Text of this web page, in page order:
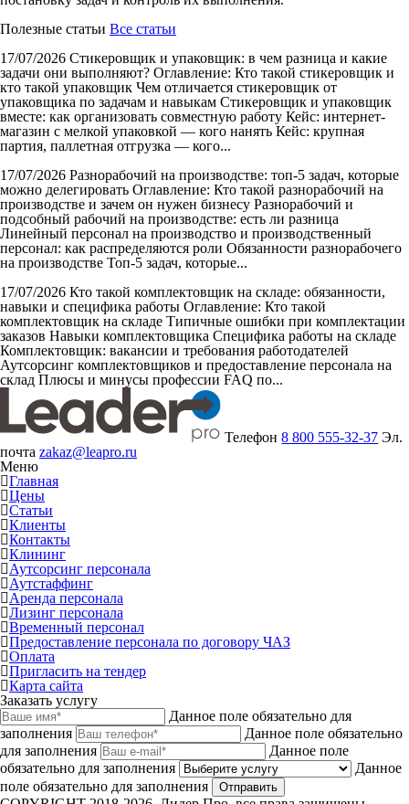
Полезные статьи Все статьи
17/07/2026 Стикеровщик и упаковщик: в чем разница и какие
задачи они выполняют? Оглавление: Кто такой стикеровщик и
кто такой упаковщик Чем отличается стикеровщик от
упаковщика по задачам и навыкам Стикеровщик и упаковщик
вместе: как организовать совместную работу Кейс: интернет-
магазин с мелкой упаковкой — кого нанять Кейс: крупная
партия, паллетная отгрузка — кого...
17/07/2026 Разнорабочий на производстве: топ-5 задач, которые
можно делегировать Оглавление: Кто такой разнорабочий на
производстве и зачем он нужен бизнесу Разнорабочий и
подсобный рабочий на производстве: есть ли разница
Линейный персонал на производство и производственный
персонал: как распределяются роли Обязанности разнорабочего
на производстве Топ-5 задач, которые...
17/07/2026 Кто такой комплектовщик на складе: обязанности,
навыки и специфика работы Оглавление: Кто такой
комплектовщик на складе Типичные ошибки при комплектации
заказов Навыки комплектовщика Специфика работы на складе
Комплектовщик: вакансии и требования работодателей
Аутсорсинг комплектовщиков и предоставление персонала на
склад Плюсы и минусы профессии FAQ по...
Телефон8 800 555-32-37 Эл.
почта zakaz@leapro.ru
Меню
Главная
Цены
Статьи
Клиенты
Контакты
Клининг
Аутсорсинг персонала
Аутстаффинг
Аренда персонала
Лизинг персонала
Временный персонал
Предоставление персонала по договору ЧАЗ
Оплата
Пригласить на тендер
Карта сайта
Заказать услугу
Данное поле обязательно для
заполнения
Данное поле обязательно
для заполнения
Данное поле
обязательно для заполнения
Данное
поле обязательно для заполнения
Отправить